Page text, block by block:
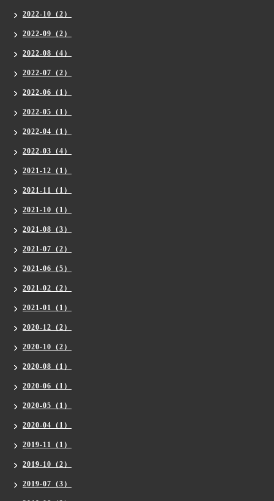
2022-10（2）
2022-09（2）
2022-08（4）
2022-07（2）
2022-06（1）
2022-05（1）
2022-04（1）
2022-03（4）
2021-12（1）
2021-11（1）
2021-10（1）
2021-08（3）
2021-07（2）
2021-06（5）
2021-02（2）
2021-01（1）
2020-12（2）
2020-10（2）
2020-08（1）
2020-06（1）
2020-05（1）
2020-04（1）
2019-11（1）
2019-10（2）
2019-07（3）